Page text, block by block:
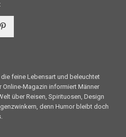
feine Lebensart und beleuchtet
Online-Magazin informiert Männer
über Reisen, Spirituosen, Design
denn Humor bleibt doch